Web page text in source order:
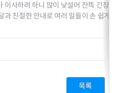
이사하려 하니 많이 낮설어 잔뜩 긴장
과 친절한 안내로 여러 일들이 손 쉽게
목록